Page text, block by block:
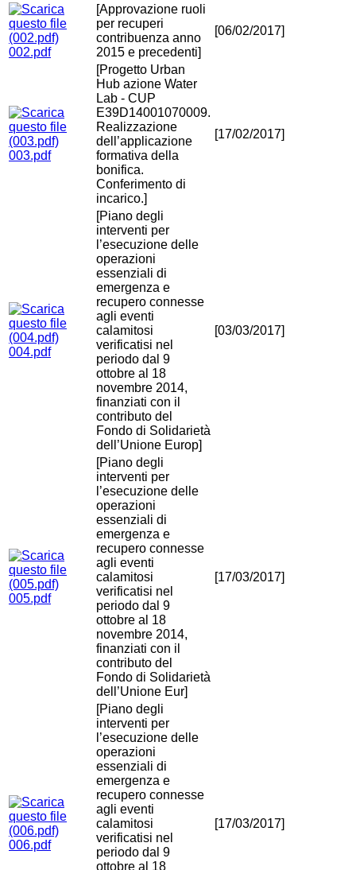
002.pdf
[Approvazione ruoli
per recuperi
contribuenza anno
2015 e precedenti]
[06/02/2017]
003.pdf
[Progetto Urban
Hub azione Water
Lab - CUP
E39D14001070009.
Realizzazione
dell’applicazione
formativa della
bonifica.
Conferimento di
incarico.]
[17/02/2017]
004.pdf
[Piano degli
interventi per
l’esecuzione delle
operazioni
essenziali di
emergenza e
recupero connesse
agli eventi
calamitosi
verificatisi nel
periodo dal 9
ottobre al 18
novembre 2014,
finanziati con il
contributo del
Fondo di Solidarietà
dell’Unione Europ]
[03/03/2017]
005.pdf
[Piano degli
interventi per
l’esecuzione delle
operazioni
essenziali di
emergenza e
recupero connesse
agli eventi
calamitosi
verificatisi nel
periodo dal 9
ottobre al 18
novembre 2014,
finanziati con il
contributo del
Fondo di Solidarietà
dell’Unione Eur]
[17/03/2017]
006.pdf
[Piano degli
interventi per
l’esecuzione delle
operazioni
essenziali di
emergenza e
recupero connesse
agli eventi
calamitosi
verificatisi nel
periodo dal 9
ottobre al 18
[17/03/2017]